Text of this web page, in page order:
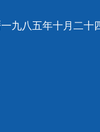
九八五年十月二十